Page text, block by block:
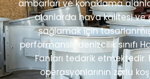
ambarları ve konaklama
alanlarda hava kalitesi ve
sağlamak için
performanslı, denizcilik sınıfı
Fanları tedarik etmektedir.
operasyonlarının zorlu